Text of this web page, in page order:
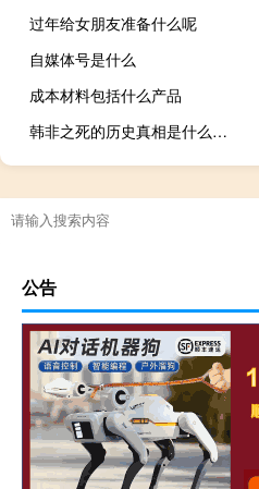
过年给女朋友准备什么呢
自媒体号是什么
成本材料包括什么产品
韩非之死的历史真相是什么（韩非之死的历史真相）
公告